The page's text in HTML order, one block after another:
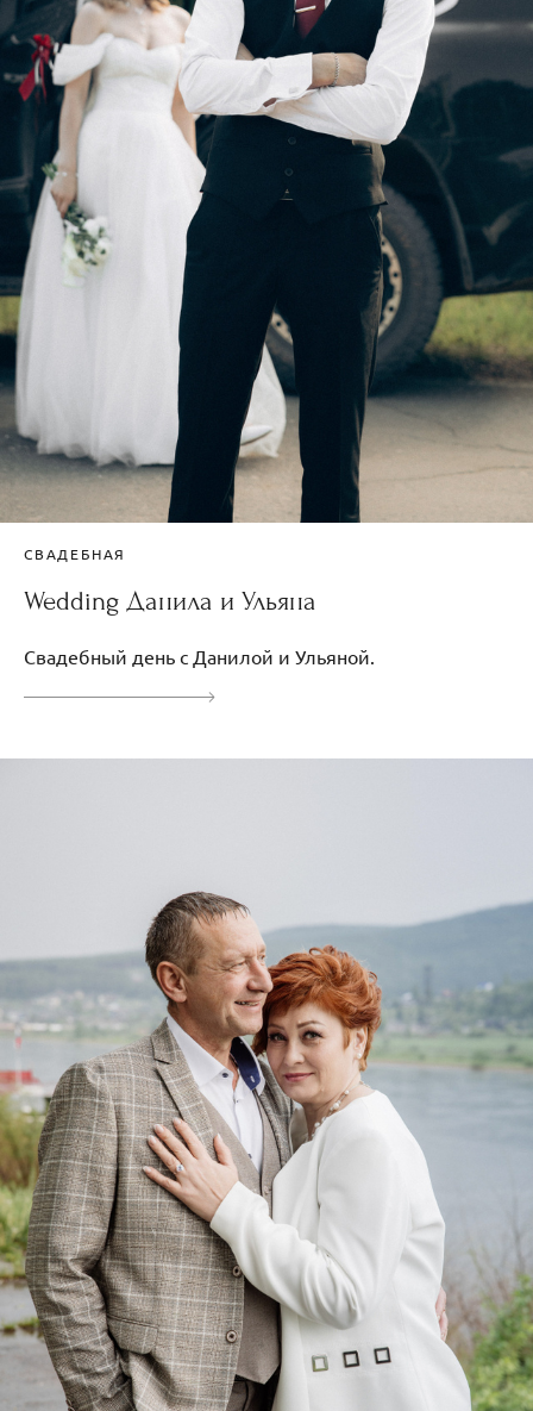
СВАДЕБНАЯ
Wedding Данила и Ульяна
Свадебный день с Данилой и Ульяной.